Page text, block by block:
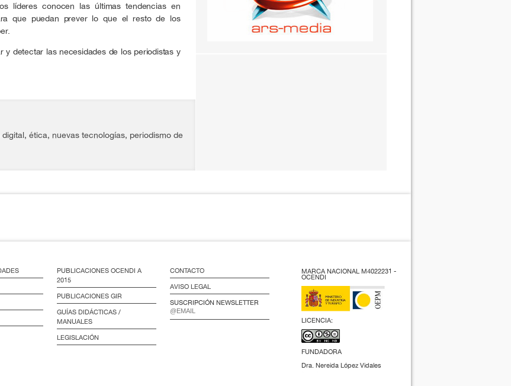
líderes conocen las últimas tendencias en
que puedan prever lo que el resto de los
y detectar las necesidades de los periodistas y
digital, ética, nuevas tecnologías, periodismo de
PUBLICACIONES OCENDI A
2015
PUBLICACIONES GIR
GUÍAS DIDÁCTICAS /
MANUALES
LEGISLACIÓN
CONTACTO
AVISO LEGAL
SUSCRIPCIÓN NEWSLETTER
MARCA NACIONAL M4022231 -
OCENDI
LICENCIA:
FUNDADORA
Dra. Nereida López Vidales